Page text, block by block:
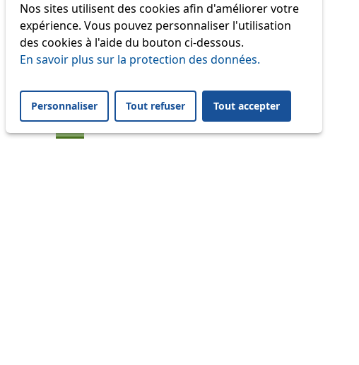
17
18
20
21
24
Nos sites utilisent des cookies afin d'améliorer votre
expérience. Vous pouvez personnaliser l'utilisation
des cookies à l'aide du bouton ci-dessous.
En savoir plus sur la protection des données.
Personnaliser Tout refuser Tout accepter